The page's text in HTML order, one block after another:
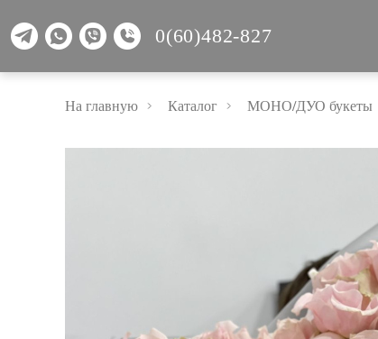
0(60)482-827
На главную Каталог МОНО/ДУО букеты